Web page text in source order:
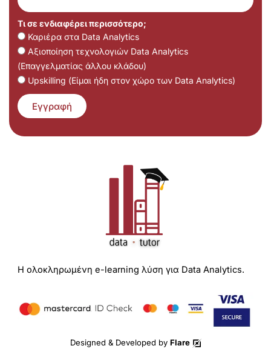
Τι σε ενδιαφέρει περισσότερο;
Καριέρα στα Data Analytics
Αξιοποίηση τεχνολογιών Data Analytics
(Επαγγελματίας άλλου κλάδου)
Upskilling (Είμαι ήδη στον χώρο των Data Analytics)
Εγγραφή
Η ολοκληρωμένη e-learning λύση για Data Analytics.
Designed & Developed by Flare